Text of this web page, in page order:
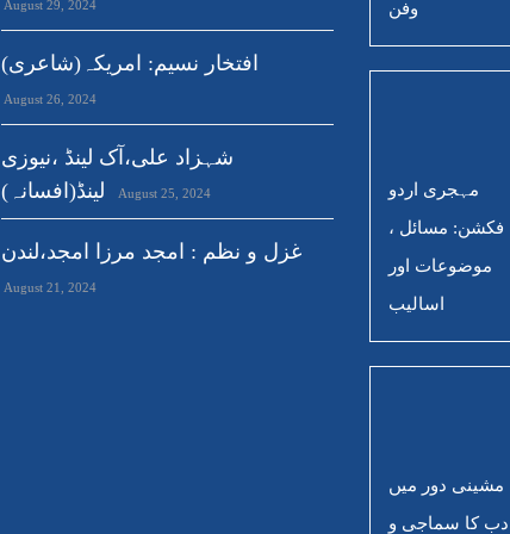
August 29, 2024
افتخار نسیم: امریکہ(شاعری)
August 26, 2024
شہزاد علی،آک لینڈ ،نیوزی
لینڈ(افسانہ)
August 25, 2024
غزل و نظم : امجد مرزا امجد،لندن
August 21, 2024
وفن
مہجری اردو
فکشن: مسائل ،
موضوعات اور
اسالیب
مشینی دور میں
کا سماجی و